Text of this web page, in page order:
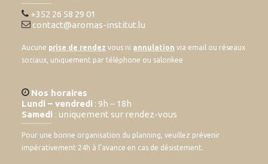
+352 26 58 29 01
contact@aromas-institut.lu
Aucune prise de rendez vous ni annulation via email ou réseaux
sociaux, uniquement par téléphone ou salonkee
Nos horaires
Lundi – vendredi : 9h – 18h
Samedi : uniquement sur rendez-vous
Pour une bonne organisation du planning, veuillez prévenir
impérativement 24h à l’avance en cas de désistement.